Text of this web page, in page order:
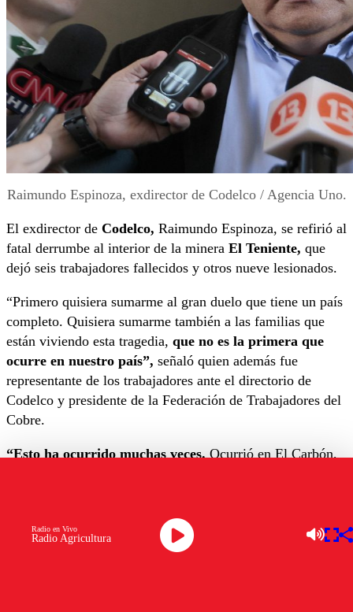
Raimundo Espinoza, exdirector de Codelco / Agencia Uno.
El exdirector de Codelco, Raimundo Espinoza, se refirió al
fatal derrumbe al interior de la minera El Teniente, que
dejó seis trabajadores fallecidos y otros nueve lesionados.
“Primero quisiera sumarme al gran duelo que tiene un país
completo. Quisiera sumarme también a las familias que
están viviendo esta tragedia, que no es la primera que
ocurre en nuestro país”, señaló quien además fue
representante de los trabajadores ante el directorio de
Codelco y presidente de la Federación de Trabajadores del
Cobre.
“Esto ha ocurrido muchas veces. Ocurrió en El Carbón,
“Yo quiero un compromiso de la empresa contratista,
Radio Agricultura
Radio en Vivo